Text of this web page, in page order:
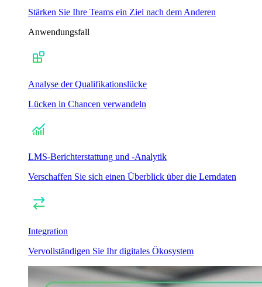
Stärken Sie Ihre Teams ein Ziel nach dem Anderen
Anwendungsfall
Analyse der Qualifikationslücke
Lücken in Chancen verwandeln
LMS-Berichterstattung und -Analytik
Verschaffen Sie sich einen Überblick über die Lerndaten
Integration
Vervollständigen Sie Ihr digitales Ökosystem